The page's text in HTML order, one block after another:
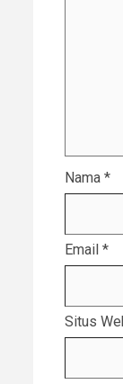
Nama *
Email *
Situs